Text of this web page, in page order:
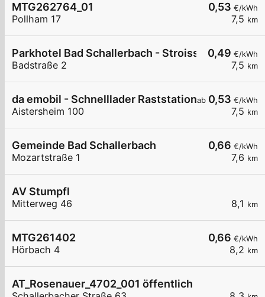
0,53 €/kWh
7,5 km
MTG262764_01
Pollham 17
0,49 €/kWh
7,5 km
Parkhotel Bad Schallerbach - Stroissmüller
Badstraße 2
ab 0,53 €/kWh
7,5 km
da emobil - Schnelllader Raststation Aistersheim
Aistersheim 100
0,66 €/kWh
7,6 km
Gemeinde Bad Schallerbach
Mozartstraße 1
8,1 km
AV Stumpfl
Mitterweg 46
0,66 €/kWh
8,2 km
MTG261402
Hörbach 4
AT_Rosenauer_4702_001 öffentlich